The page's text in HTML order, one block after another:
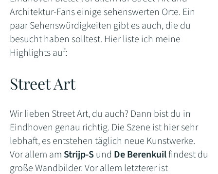
Architektur-Fans einige sehenswerten Orte. Ein
paar Sehenswürdigkeiten gibt es auch, die du
besucht haben solltest. Hier liste ich meine
Highlights auf:
Street Art
Wir lieben Street Art, du auch? Dann bist du in
Eindhoven genau richtig. Die Szene ist hier sehr
lebhaft, es entstehen täglich neue Kunstwerke.
Vor allem am Strijp-Sund De Berenkuilfindest du
große Wandbilder. Vor allem letzterer ist